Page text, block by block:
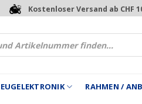
Kostenloser Versand ab CHF
RAHMEN /